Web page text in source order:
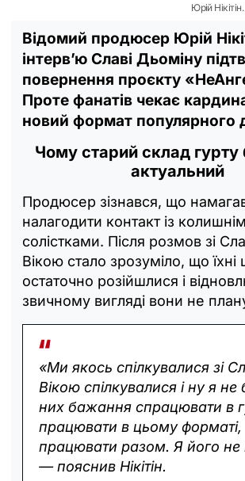
Юрій
Відомий продюсер Юрій
інтерв’ю Славі Дьоміну
повернення проєкту
Проте фанатів чекає
новий формат популярного
Чому старий склад гурту
актуальний
Продюсер зізнався, що
налагодити контакт із
солістками. Після розмов зі
Вікою стало зрозуміло, що їхні
остаточно розійшлися і
звичному вигляді вони не
«Ми якось спілкувалися зі
Вікою спілкувалися і ну я не
них бажання спрацювати в
працювати в цьому форматі,
працювати разом. Я його не
— пояснив Нікітін.